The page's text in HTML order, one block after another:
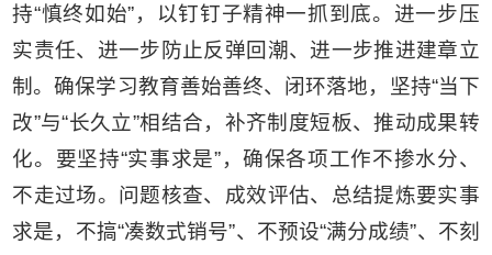
持“慎终如始”，以钉钉子精神一抓到底。进一步压
实责任、进一步防止反弹回潮、进一步推进建章立
制。确保学习教育善始善终、闭环落地，坚持“当下
改”与“长久立”相结合，补齐制度短板、推动成果转
化。要坚持“实事求是”，确保各项工作不掺水分、
不走过场。问题核查、成效评估、总结提炼要实事
求是，不搞“凑数式销号”、不预设“满分成绩”、不刻